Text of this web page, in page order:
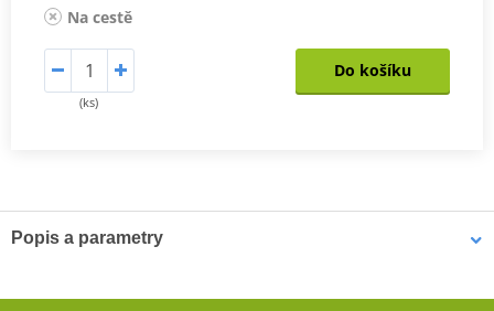
Na cestě
(ks)
Do košíku
Popis a parametry